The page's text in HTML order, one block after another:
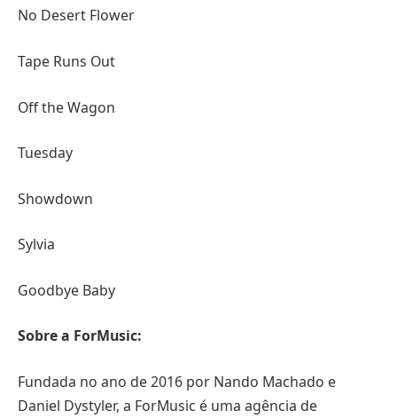
No Desert Flower
Tape Runs Out
Off the Wagon
Tuesday
Showdown
Sylvia
Goodbye Baby
Sobre a ForMusic:
Fundada no ano de 2016 por Nando Machado e
Daniel Dystyler, a ForMusic é uma agência de